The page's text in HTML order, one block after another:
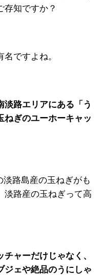
存知ですか？
ですよね。
淡路エリアにある「う
ねぎのユーホーキャッ
路島産の玉ねぎがも
淡路産の玉ねぎって高
ャーだけじゃなく、
ジェや絶品のうにしゃ